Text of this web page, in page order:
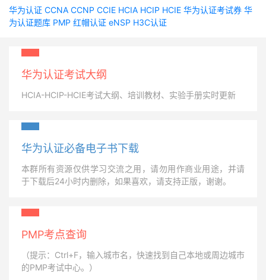
华为认证 CCNA CCNP CCIE HCIA HCIP HCIE 华为认证考试券 华
为认证题库 PMP 红帽认证 eNSP H3C认证
华为认证考试大纲
HCIA-HCIP-HCIE考试大纲、培训教材、实验手册实时更新
华为认证必备电子书下载
本群所有资源仅供学习交流之用，请勿用作商业用途，并请
于下载后24小时内删除，如果喜欢，请支持正版，谢谢。
PMP考点查询
（提示：Ctrl+F，输入城市名，快速找到自己本地或周边城市
的PMP考试中心。）